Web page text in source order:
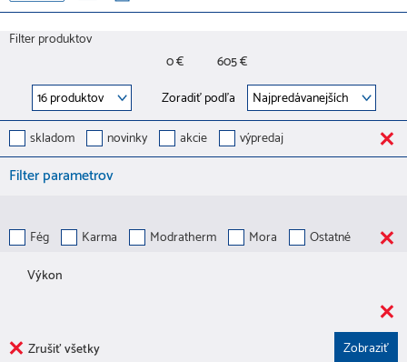
Filter produktov
0 €
605 €
Zoradiť podľa
skladom
novinky akcie výpredaj
Filter parametrov
Fég Karma Modratherm Mora
Ostatné
Výkon
Zrušiť všetky